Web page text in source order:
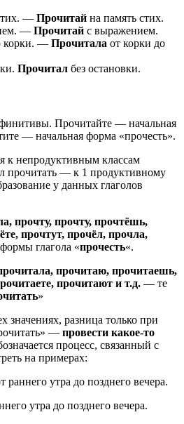
— Прочитай на память стих.
— Прочитай с выражением.
корки. — Прочитала от корки до
Прочитал без остановки.
Прочитайте — начальная
— начальная форма «прочесть».
к непродуктивным классам
прочитать — к 1 продуктивному
у данных глаголов
прочту, прочту, прочтёшь,
прочтут, прочёл, прочла,
глагола «прочесть«.
прочитаю, прочитаешь,
прочитают и т.д. — те
»
значениях, разница только при
— провести какое-то
процесс, связанный с
на примерах:
раннего утра до позднего вечера.
утра до позднего вечера.